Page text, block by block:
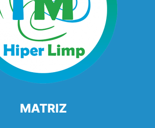
MATRIZ